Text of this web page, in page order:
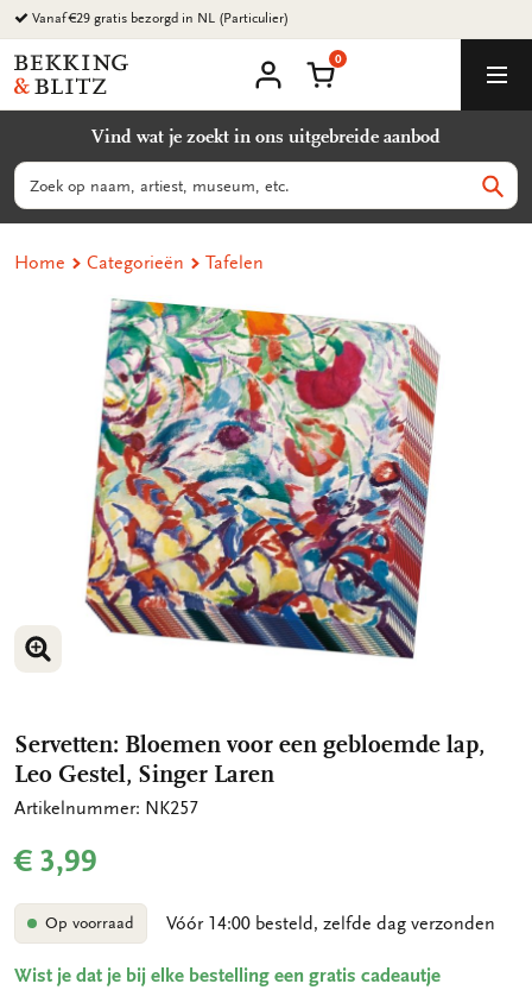
Ga
naar
content
Vanaf €29 gratis bezorgd in NL (Particulier)
Bekking
&
B.V.
account
Winkelmand
0
Vind wat je zoekt in ons uitgebreide aanbod
Zoeken
Home Categorieën Tafelen
VERGROOT AFBEELDING
Servetten: Bloemen voor een gebloemde lap,
Leo Gestel, Singer Laren
Artikelnummer: NK257
€ 3,99
Op voorraad Vóór 14:00 besteld, zelfde dag verzonden
Wist je dat je bij elke bestelling een gratis cadeautje